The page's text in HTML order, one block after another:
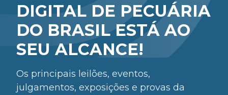
DIGITAL DE PECUÁRIA
DO BRASIL ESTÁ AO
SEU ALCANCE!
Os principais leilões, eventos,
julgamentos, exposições e provas da